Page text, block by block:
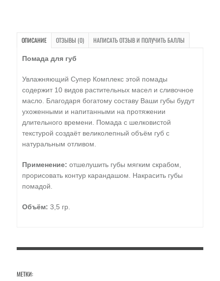
ОПИСАНИЕ ОТЗЫВЫ (0) НАПИСАТЬ ОТЗЫВ И ПОЛУЧИТЬ БАЛЛЫ
Помада для губ
Увлажняющий Супер Комплекс этой помады
содержит 10 видов растительных масел и сливочное
масло. Благодаря богатому составу Ваши губы будут
ухоженными и напитанными на протяжении
длительного времени. Помада с шелковистой
текстурой создаёт великолепный объём губ с
натуральным отливом.
Применение: отшелушить губы мягким скрабом,
прорисовать контур карандашом. Накрасить губы
помадой.
Объём: 3,5 гр.
МЕТКИ: